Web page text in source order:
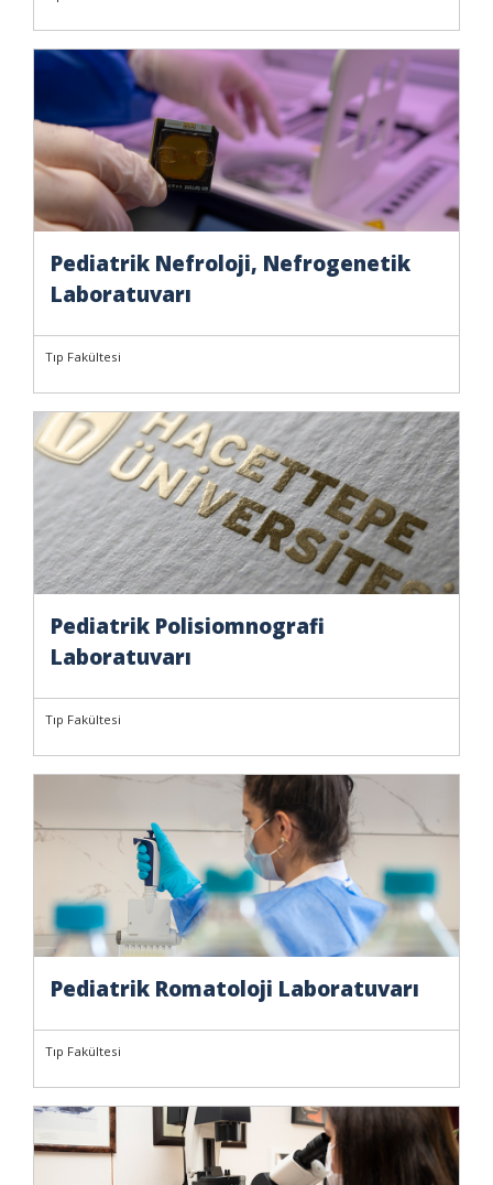
Pediatrik Nefroloji, Nefrogenetik
Laboratuvarı
Tıp Fakültesi
Pediatrik Polisiomnografi
Laboratuvarı
Tıp Fakültesi
Pediatrik Romatoloji Laboratuvarı
Tıp Fakültesi